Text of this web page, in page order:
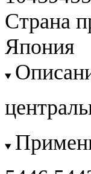
Страна
Япония